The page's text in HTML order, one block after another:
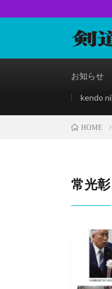
お知らせ
kendo
HOME
常光彰